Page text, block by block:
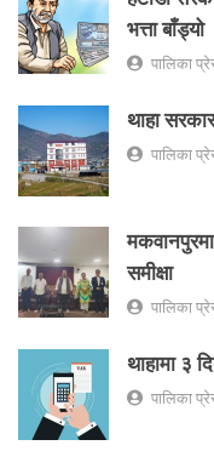
भत्ता बाँड्यो
पालिका
थाहा
पालिका
समीक्षा
पालिका
थाहामा ३
पालिका